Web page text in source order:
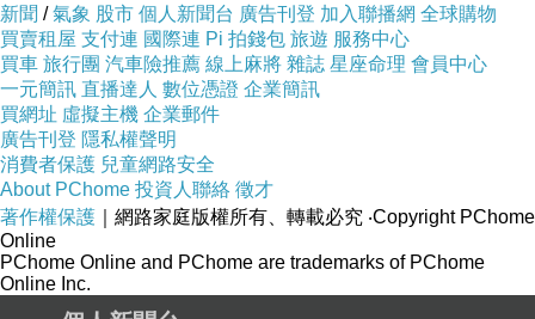
新聞 /氣象 股市 個人新聞台 廣告刊登 加入聯播網 全球購物
買賣租屋 支付連 國際連 Pi 拍錢包 旅遊 服務中心
買車 旅行團 汽車險推薦 線上麻將 雜誌 星座命理 會員中心
一元簡訊 直播達人 數位憑證 企業簡訊
買網址 虛擬主機 企業郵件
廣告刊登 隱私權聲明
消費者保護 兒童網路安全
About PChome 投資人聯絡 徵才
著作權保護 ｜網路家庭版權所有、轉載必究 ‧Copyright PChome
Online
PChome Online and PChome are trademarks of PChome
Online Inc.